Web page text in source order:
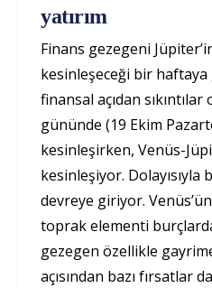
yatırım
Finans gezegeni
kesinleşeceği bir haftaya
finansal açıdan sıkıntılar
gününde (19 Ekim
kesinleşirken, Venüs-
kesinleşiyor.
devreye giriyor.
toprak elementi
gezegen özellikle
açısından bazı fırsatlar